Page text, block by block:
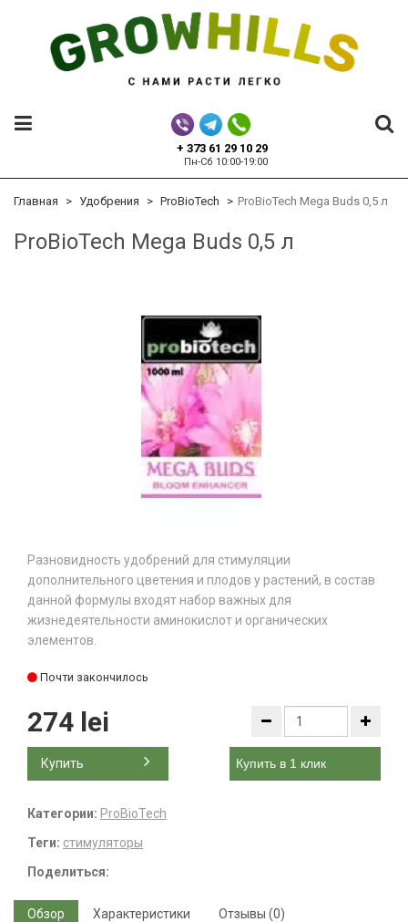
+ 373 61 29 10 29
Пн-Сб 10:00-19:00
Главная Удобрения ProBioTech ProBioTech Mega Buds 0,5 л
ProBioTech Mega Buds 0,5 л
Разновидность удобрений для стимуляции
дополнительного цветения и плодов у растений, в состав
данной формулы входят набор важных для
жизнедеятельности аминокислот и органических
элементов.
Почти закончилось
274 lei
Купить Купить в 1 клик
Категории: ProBioTech
Теги: стимуляторы
Поделиться:
Обзор Характеристики Отзывы (0)